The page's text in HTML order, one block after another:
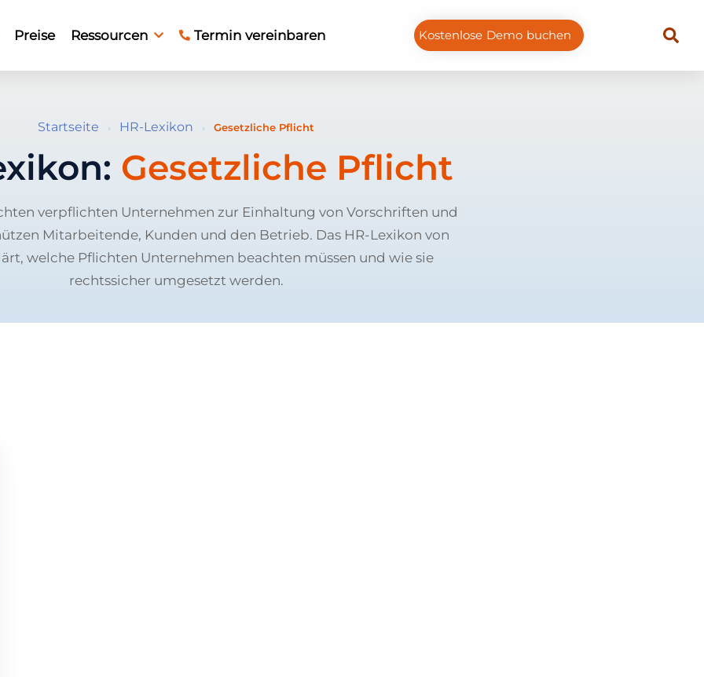
Preise Ressourcen Termin vereinbaren Kostenlose Demo buchen
Startseite › HR-Lexikon › Gesetzliche Pflicht
Gesetzliche Pflicht
verpflichten Unternehmen zur Einhaltung von Vorschriften und
Mitarbeitende, Kunden und den Betrieb. Das HR-Lexikon von
welche Pflichten Unternehmen beachten müssen und wie sie
rechtssicher umgesetzt werden.